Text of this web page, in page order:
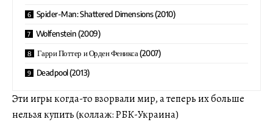
Spider-Man: Shattered Dimensions (2010)
Wolfenstein (2009)
Гарри Поттер и Орден Феникса (2007)
Deadpool (2013)
Эти игры когда-то взорвали мир, а теперь их больше
нельзя купить (коллаж: РБК-Украина)